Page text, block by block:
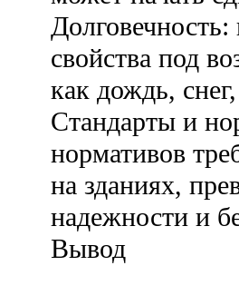
свойства под
как дождь,
Стандарты и
нормативов
на зданиях,
надежности и
Вывод